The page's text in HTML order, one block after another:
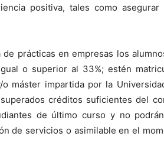
positiva, tales como
prácticas en empresas los
o superior al 33%; estén
máster impartida por la
créditos suficientes del
de último curso y no
de servicios o asimilable en el